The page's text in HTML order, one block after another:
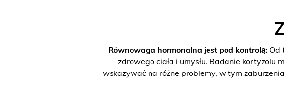
Równowaga hormonalna jest pod kontrolą:Od
zdrowego ciała i umysłu. Badanie kortyzolu
wskazywać na różne problemy, w tym